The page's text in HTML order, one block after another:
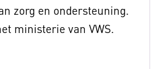
zorg en ondersteuning.
ministerie van VWS.